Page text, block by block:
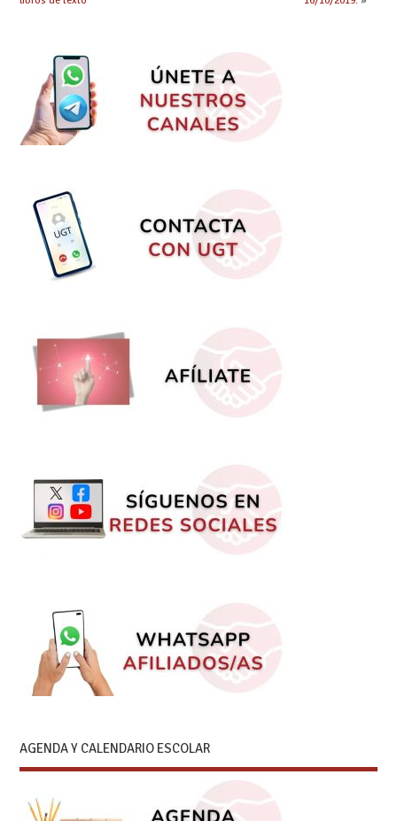
AGENDA Y CALENDARIO ESCOLAR